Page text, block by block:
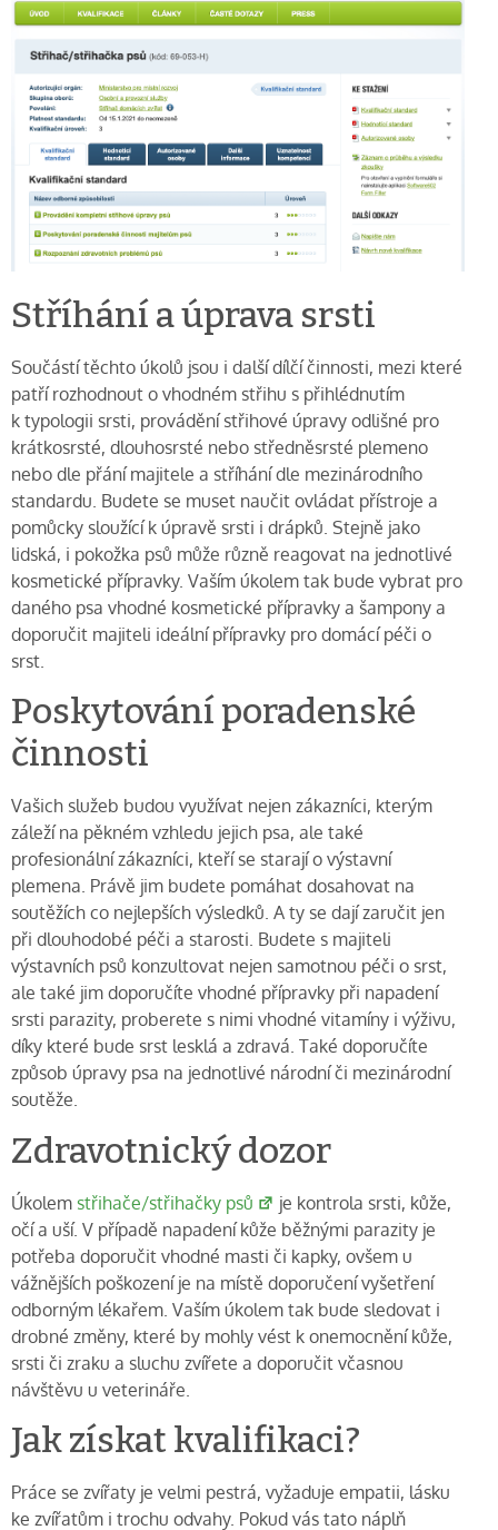
Stříhání a úprava srsti
Součástí těchto úkolů jsou i další dílčí činnosti, mezi které
patří rozhodnout o vhodném střihu s přihlédnutím
k typologii srsti, provádění střihové úpravy odlišné pro
krátkosrsté, dlouhosrsté nebo středněsrsté plemeno
nebo dle přání majitele a stříhání dle mezinárodního
standardu. Budete se muset naučit ovládat přístroje a
pomůcky sloužící k úpravě srsti i drápků. Stejně jako
lidská, i pokožka psů může různě reagovat na jednotlivé
kosmetické přípravky. Vaším úkolem tak bude vybrat pro
daného psa vhodné kosmetické přípravky a šampony a
doporučit majiteli ideální přípravky pro domácí péči o
srst.
Poskytování poradenské
činnosti
Vašich služeb budou využívat nejen zákazníci, kterým
záleží na pěkném vzhledu jejich psa, ale také
profesionální zákazníci, kteří se starají o výstavní
plemena. Právě jim budete pomáhat dosahovat na
soutěžích co nejlepších výsledků. A ty se dají zaručit jen
při dlouhodobé péči a starosti. Budete s majiteli
výstavních psů konzultovat nejen samotnou péči o srst,
ale také jim doporučíte vhodné přípravky při napadení
srsti parazity, proberete s nimi vhodné vitamíny i výživu,
díky které bude srst lesklá a zdravá. Také doporučíte
způsob úpravy psa na jednotlivé národní či mezinárodní
soutěže.
Zdravotnický dozor
Úkolem střihače/střihačky psů
je kontrola srsti, kůže,
očí a uší. V případě napadení kůže běžnými parazity je
potřeba doporučit vhodné masti či kapky, ovšem u
vážnějších poškození je na místě doporučení vyšetření
odborným lékařem. Vaším úkolem tak bude sledovat i
drobné změny, které by mohly vést k onemocnění kůže,
srsti či zraku a sluchu zvířete a doporučit včasnou
návštěvu u veterináře.
Jak získat kvalifikaci?
Práce se zvířaty je velmi pestrá, vyžaduje empatii, lásku
ke zvířatům i trochu odvahy. Pokud vás tato náplň